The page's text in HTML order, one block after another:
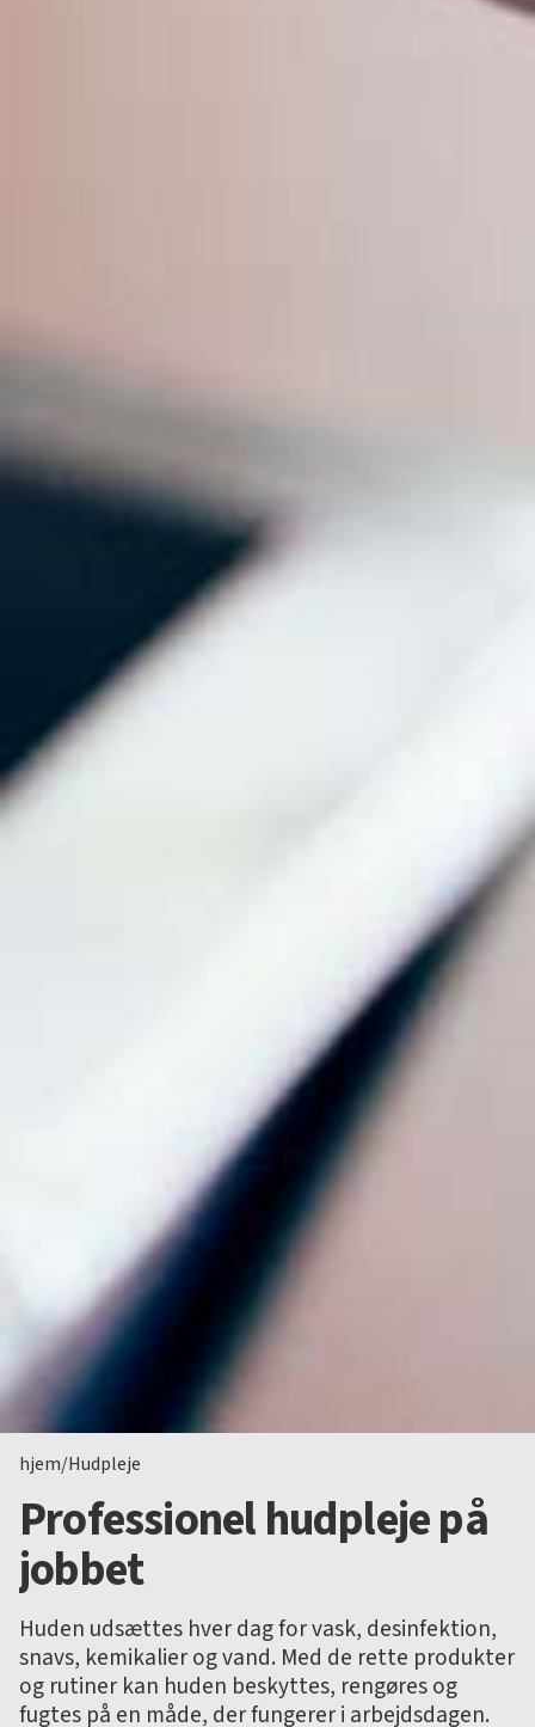
hjem/Hudpleje
Professionel hudpleje på
jobbet
Huden udsættes hver dag for vask, desinfektion,
snavs, kemikalier og vand. Med de rette produkter
og rutiner kan huden beskyttes, rengøres og
fugtes på en måde, der fungerer i arbejdsdagen.